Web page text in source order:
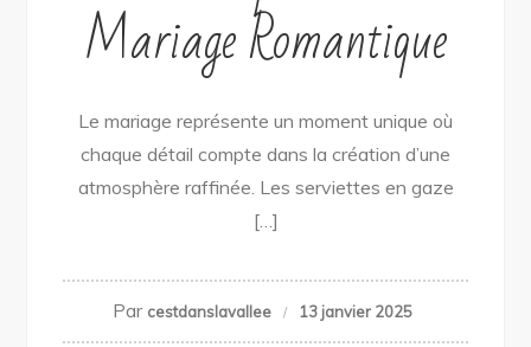
Mariage Romantique
Le mariage représente un moment unique où
chaque détail compte dans la création d’une
atmosphère raffinée. Les serviettes en gaze
[…]
Par cestdanslavallee 13 janvier 2025